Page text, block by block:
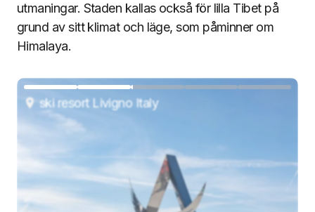
utmaningar. Staden kallas också för lilla Tibet på
grund av sitt klimat och läge, som påminner om
Himalaya.
ski resort Livigno Italy